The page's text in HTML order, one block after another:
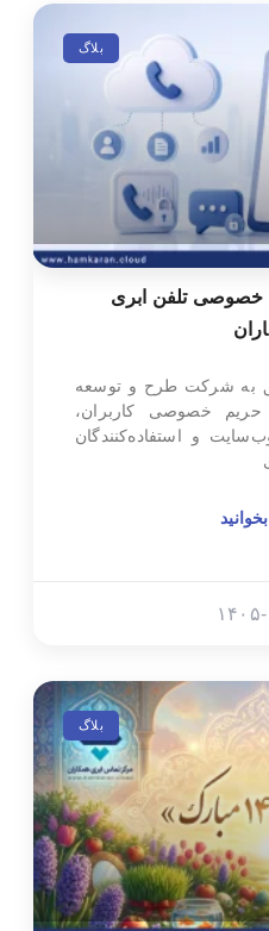
بلاگ
تلفن ابری
به شرکت طرح و توسعه
خصوصی کاربران،
و استفاده‌کنندگان
۰۹
بلاگ